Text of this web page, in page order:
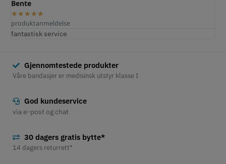
produktanmeldelse
Fungerer perfekt
Gjennomtestede produkter
Våre bandasjer er medisinsk utstyr klasse I
God kundeservice
via e-post og chat
30 dagers gratis bytte*
14 dagers returrett*